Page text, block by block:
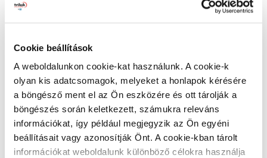
Cookie beállítások
A weboldalunkon cookie-kat használunk. A cookie-k
olyan kis adatcsomagok, melyeket a honlapok kérésére
a böngésző ment el az Ön eszközére és ott tárolják a
böngészés során keletkezett, számukra releváns
információkat, így például megjegyzik az Ön egyéni
beállításait vagy azonosítják Önt. A cookie-kban tárolt
információkat weboldalunk különböző célokra használja
zománcfesték felhasználásra kész állapotban kerül
forgalomba, hígítása nem szükséges. Amennyiben
felhordáshoz max. 2%, préslevegős szóráshoz max.
10% Trinát szintetikus hígítóval hígítsa. A szerszámok
tisztítása és az elcseppenések eltávolítása a
megszáradásuk előtt szintetikus hígítóval vagy
lakkbenzinnel lehetséges.
Felhordás módja:ecsettel, lakkhengerrel vagy
szórással. Szóráshoz a szórási paramétereket az
adott géptípushoz kell beállítani. Irányadó
kereséshez írja be a szín kódját a lenti mezőbe az
alábbiak szerint:
- RAL kód: a RAL szó után szóközzel írjon be 4
számkaraktert (pl. RAL 7001)
- NCS kód: az S betű után szóközzel írjon be 4
számkaraktert, kötőjelet, majd további 1 vagy 4 karaktert
(pl. S 0515-Y60R).
- PPG Voice of Color kód: PPG kezdettel, szóköz nélkül